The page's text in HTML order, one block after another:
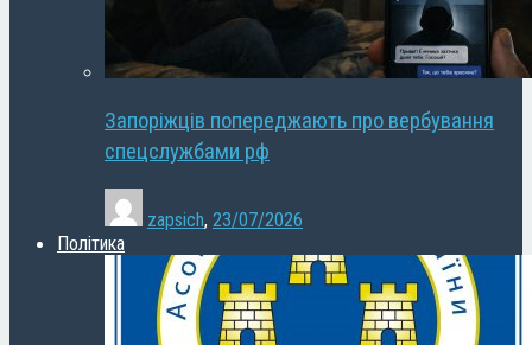
Запоріжців попереджають про вербування
спецслужбами рф
zapsich, 23/07/2026
Політика